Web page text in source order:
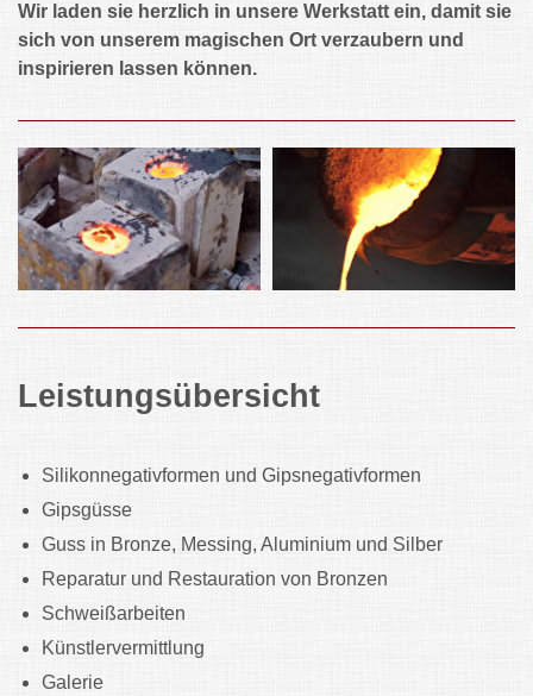
Wir laden sie herzlich in unsere Werkstatt ein, damit sie
sich von unserem magischen Ort verzaubern und
inspirieren lassen können.
Leistungsübersicht
Silikonnegativformen und Gipsnegativformen
Gipsgüsse
Guss in Bronze, Messing, Aluminium und Silber
Reparatur und Restauration von Bronzen
Schweißarbeiten
Künstlervermittlung
Galerie